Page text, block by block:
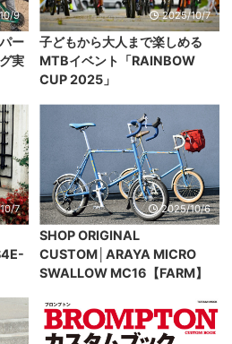
9
ー
実
2025/10/7
子どもから大人まで楽しめる
MTBイベント「RAINBOW
CUP 2025」
7 2025/10/6
SHOP ORIGINAL
CUSTOM│ARAYA MICRO
SWALLOW MC16【FARM】